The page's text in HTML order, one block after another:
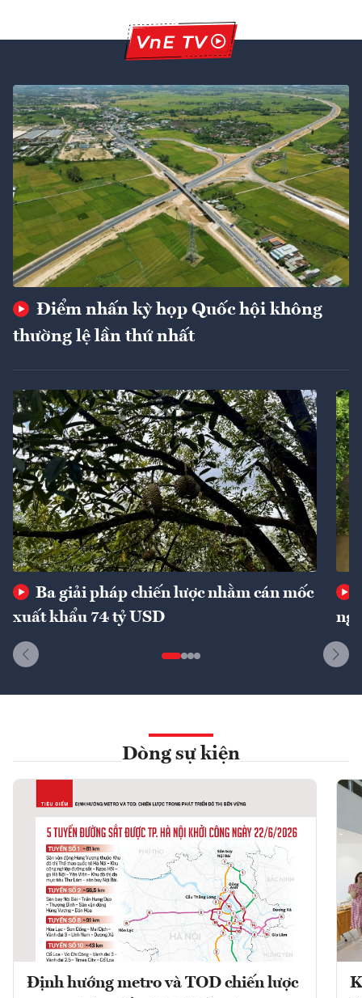
Điểm nhấn kỳ họp Quốc hội không
thường lệ lần thứ nhất
Ba giải pháp chiến lược nhằm cán mốc
xuất khẩu 74 tỷ USD
Dòng sự kiện
Định hướng metro và TOD chiến lược